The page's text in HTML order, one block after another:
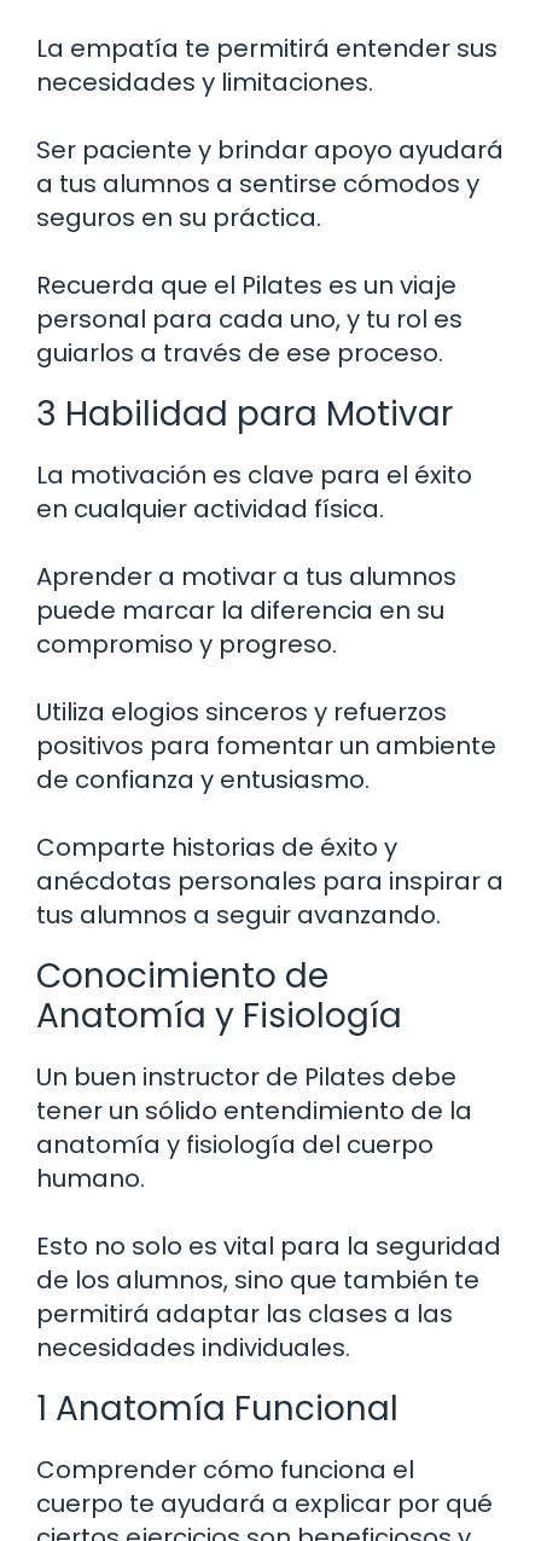
La empatía te permitirá entender sus
necesidades y limitaciones.
Ser paciente y brindar apoyo ayudará
a tus alumnos a sentirse cómodos y
seguros en su práctica.
Recuerda que el Pilates es un viaje
personal para cada uno, y tu rol es
guiarlos a través de ese proceso.
3 Habilidad para Motivar
La motivación es clave para el éxito
en cualquier actividad física.
Aprender a motivar a tus alumnos
puede marcar la diferencia en su
compromiso y progreso.
Utiliza elogios sinceros y refuerzos
positivos para fomentar un ambiente
de confianza y entusiasmo.
Comparte historias de éxito y
anécdotas personales para inspirar a
tus alumnos a seguir avanzando.
Conocimiento de
Anatomía y Fisiología
Un buen instructor de Pilates debe
tener un sólido entendimiento de la
anatomía y fisiología del cuerpo
humano.
Esto no solo es vital para la seguridad
de los alumnos, sino que también te
permitirá adaptar las clases a las
necesidades individuales.
1 Anatomía Funcional
Comprender cómo funciona el
cuerpo te ayudará a explicar por qué